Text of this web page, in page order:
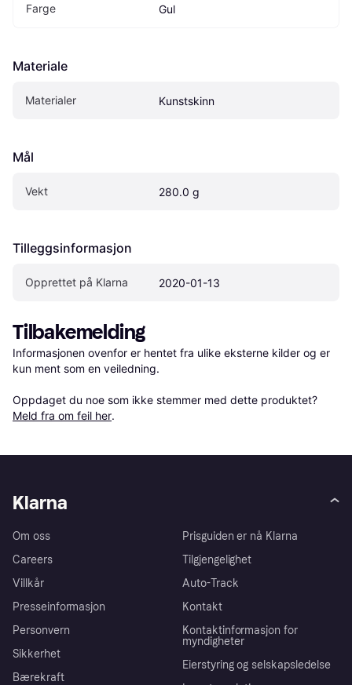
Farge Gul
Materiale
Materialer Kunstskinn
Mål
Vekt 280.0 g
Tilleggsinformasjon
Opprettet på Klarna 2020-01-13
Tilbakemelding
Informasjonen ovenfor er hentet fra ulike eksterne kilder og er
kun ment som en veiledning.
Oppdaget du noe som ikke stemmer med dette produktet?
Meld fra om feil her.
Klarna
Om oss
Careers
Villkår
Presseinformasjon
Personvern
Sikkerhet
Bærekraft
Prisguiden er nå Klarna
Tilgjengelighet
Auto-Track
Kontakt
Kontaktinformasjon for
myndigheter
Eierstyring og selskapsledelse